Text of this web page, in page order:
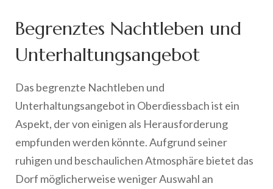
Begrenztes Nachtleben und
Unterhaltungsangebot
Das begrenzte Nachtleben und
Unterhaltungsangebot in Oberdiessbach ist ein
Aspekt, der von einigen als Herausforderung
empfunden werden könnte. Aufgrund seiner
ruhigen und beschaulichen Atmosphäre bietet das
Dorf möglicherweise weniger Auswahl an